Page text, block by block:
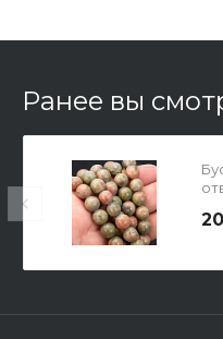
Ранее вы